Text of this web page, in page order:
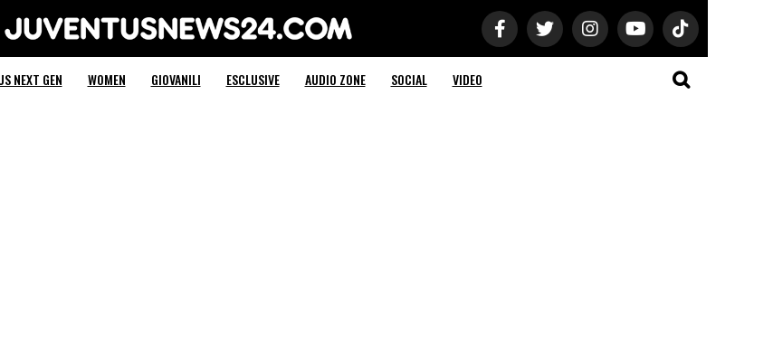
Juventus News 24
NEXT GEN WOMEN GIOVANILI ESCLUSIVE AUDIO ZONE SOCIAL VIDEO